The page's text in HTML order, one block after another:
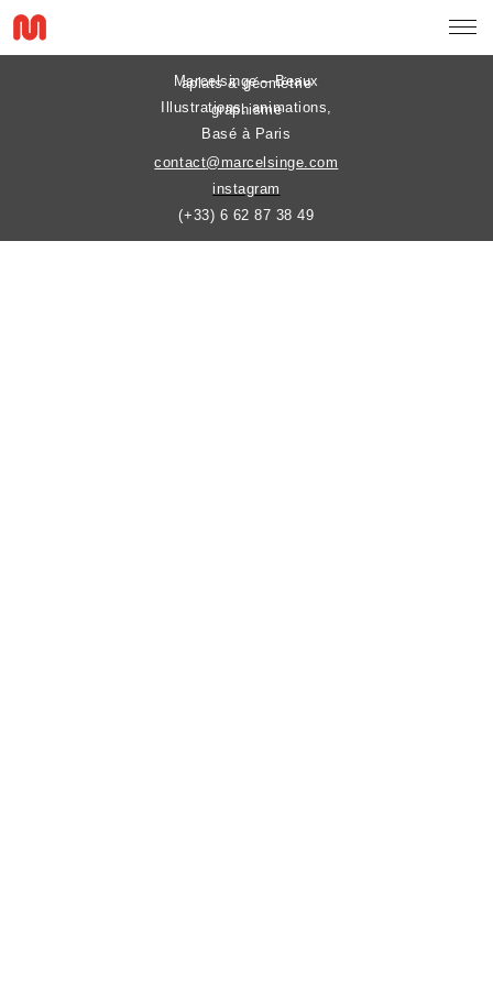
Marcelsinge – Beaux aplats & géométrie
Illustrations, animations, graphisme
Basé à Paris
contact@marcelsinge.com
instagram
(+33) 6 62 87 38 49